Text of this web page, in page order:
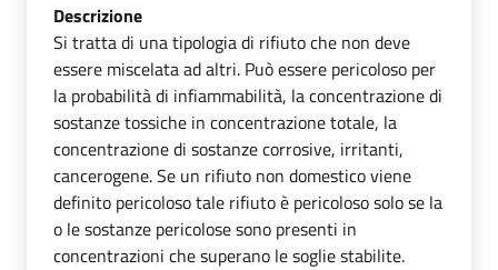
Descrizione
Si tratta di una tipologia di rifiuto che non deve
essere miscelata ad altri. Può essere pericoloso per
la probabilità di infiammabilità, la concentrazione di
sostanze tossiche in concentrazione totale, la
concentrazione di sostanze corrosive, irritanti,
cancerogene. Se un rifiuto non domestico viene
definito pericoloso tale rifiuto è pericoloso solo se la
o le sostanze pericolose sono presenti in
concentrazioni che superano le soglie stabilite.